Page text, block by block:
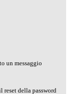
un messaggio
reset della password